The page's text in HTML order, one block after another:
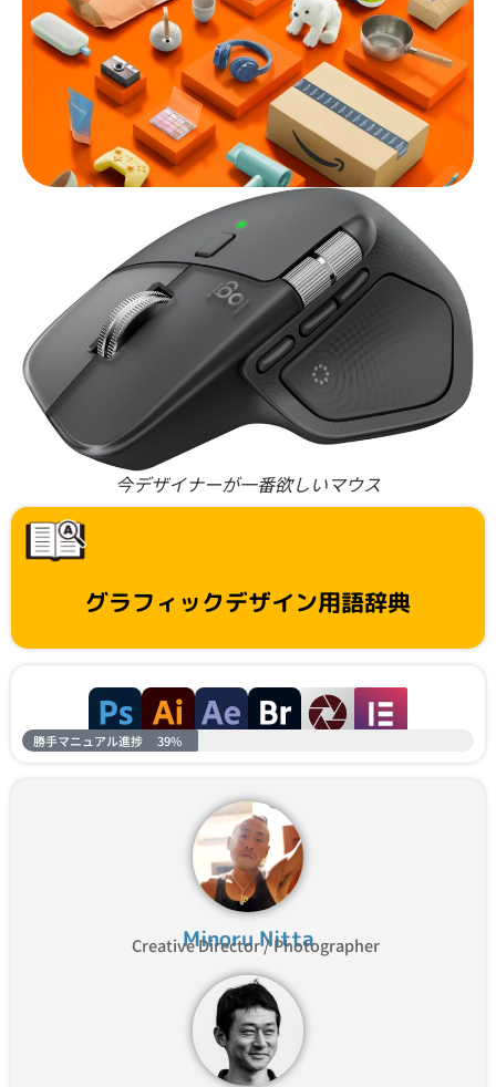
今デザイナーが一番欲しいマウス
グラフィックデザイン用語辞典
勝手マニュアル進捗 39%
Minoru Nitta
Creative Director / Photographer